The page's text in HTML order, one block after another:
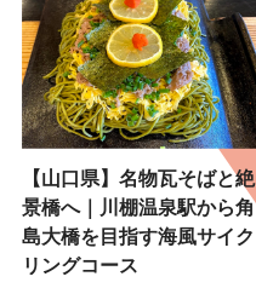
【山口県】名物瓦そばと絶
景橋へ｜川棚温泉駅から角
島大橋を目指す海風サイク
リングコース